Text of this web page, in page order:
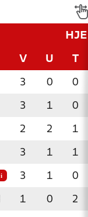
V U T
3 0 0
3 1 0
2 2 1
3 1 1
i 3 1 0
1 0 2